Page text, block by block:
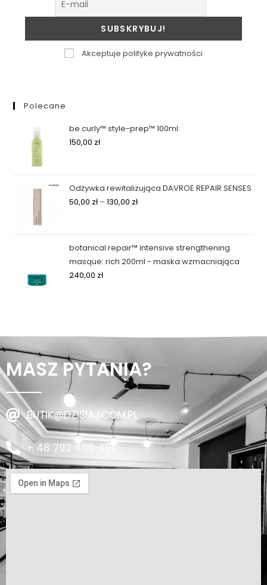
Akceptuje polityke prywatności
Polecane
be curly™ style-prep™ 100ml
150,00 zł
Odżywka rewitalizująca DAVROE REPAIR SENSES
50,00 zł– 130,00 zł
botanical repair™ intensive strengthening
masque: rich 200ml - maska wzmacniająca
240,00 zł
MASZ PYTANIA?
BUTIK@DZISIAJ.COM.PL
+ 48 792 400 491